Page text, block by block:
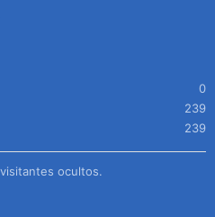
0
239
239
ocultos.